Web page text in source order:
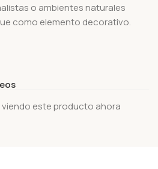
o ambientes naturales
como elemento decorativo.
este producto ahora